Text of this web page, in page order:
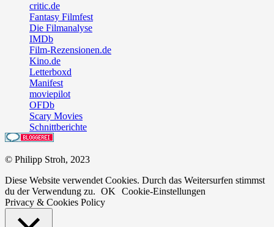
critic.de
Fantasy Filmfest
Die Filmanalyse
IMDb
Film-Rezensionen.de
Kino.de
Letterboxd
Manifest
moviepilot
OFDb
Scary Movies
Schnittberichte
© Philipp Stroh, 2023
Diese Website verwendet Cookies. Durch das Weitersurfen stimmst
du der Verwendung zu. OK
Cookie-Einstellungen
Privacy & Cookies Policy